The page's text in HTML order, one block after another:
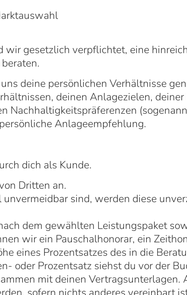
gesetzlich verpflichtet, eine
deine persönlichen Verhältnisse
deinen Anlagezielen,
Nachhaltigkeitspräferenzen
Anlageempfehlung.
dich als Kunde.
Dritten an.
sind, werden diese
dem gewählten Leistungspaket
wir ein Pauschalhonorar, ein
eines Prozentsatzes des in die
oder Prozentsatz siehst du vor der
mit deinen